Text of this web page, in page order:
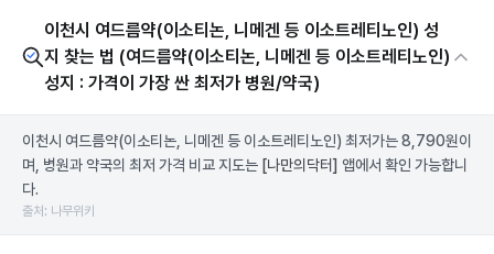
이천시 여드름약(이소티논, 니메겐 등 이소트레티노인) 성
지 찾는 법 (여드름약(이소티논, 니메겐 등 이소트레티노인)
성지 : 가격이 가장 싼 최저가 병원/약국)
이천시 여드름약(이소티논, 니메겐 등 이소트레티노인) 최저가는 8,790원이
며, 병원과 약국의 최저 가격 비교 지도는 [나만의닥터] 앱에서 확인 가능합니
다.
출처: 나무위키